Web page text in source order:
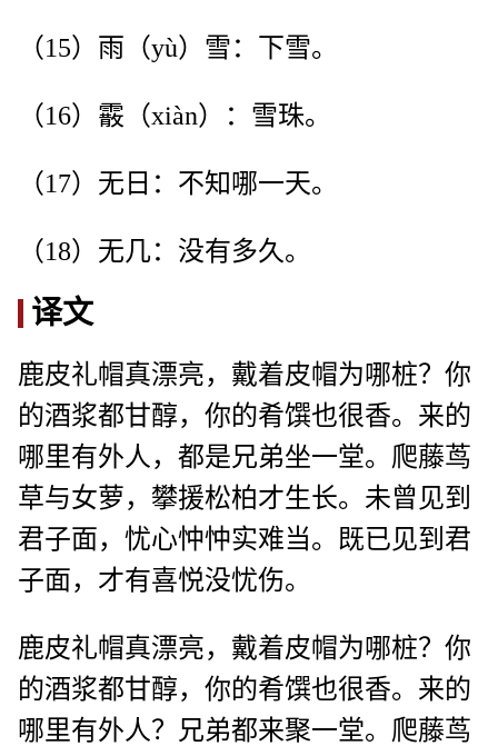
（15）雨（yù）雪：下雪。
（16）霰（xiàn）：雪珠。
（17）无日：不知哪一天。
（18）无几：没有多久。
译文
鹿皮礼帽真漂亮，戴着皮帽为哪桩？你
的酒浆都甘醇，你的肴馔也很香。来的
哪里有外人，都是兄弟坐一堂。爬藤茑
草与女萝，攀援松柏才生长。未曾见到
君子面，忧心忡忡实难当。既已见到君
子面，才有喜悦没忧伤。
鹿皮礼帽真漂亮，戴着皮帽为哪桩？你
的酒浆都甘醇，你的肴馔也很香。来的
哪里有外人？兄弟都来聚一堂。爬藤茑